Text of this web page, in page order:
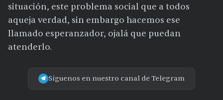
situación, este problema social que a todos
aqueja verdad, sin embargo hacemos ese
llamado esperanzador, ojalá que puedan
atenderlo.
Síguenos en nuestro canal de Telegram